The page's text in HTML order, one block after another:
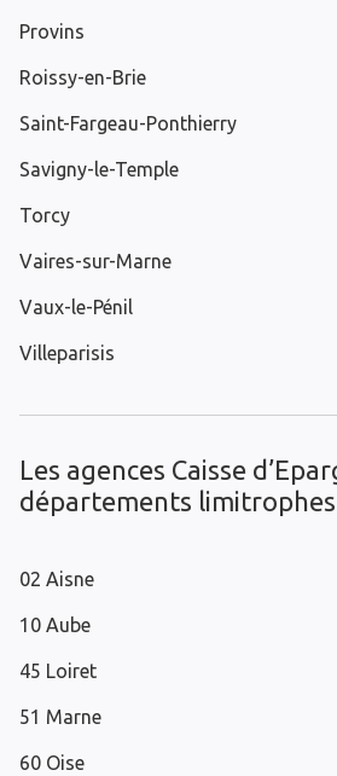
Provins
Roissy-en-Brie
Saint-Fargeau-Ponthierry
Savigny-le-Temple
Torcy
Vaires-sur-Marne
Vaux-le-Pénil
Villeparisis
Les agences Caisse
départements limitrophes
02 Aisne
10 Aube
45 Loiret
51 Marne
60 Oise